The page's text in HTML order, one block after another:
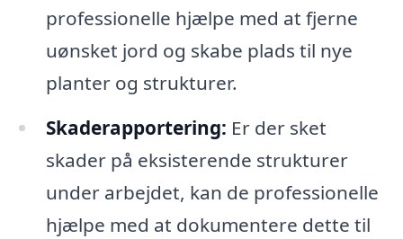
professionelle hjælpe med at fjerne
uønsket jord og skabe plads til nye
planter og strukturer.
Skaderapportering: Er der sket
skader på eksisterende strukturer
under arbejdet, kan de professionelle
hjælpe med at dokumentere dette til